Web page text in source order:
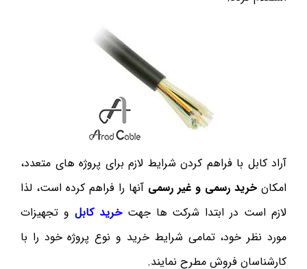
آراد کابل با فراهم کردن شرایط لازم برای پروژه های متعدد،
امکان خرید رسمی و غیر رسمی آنها را فراهم کرده است، لذا
لازم است در ابتدا شرکت ها جهتخرید کابل و تجهیزات
مورد نظر خود، تمامی شرایط خرید و نوع پروژه خود را با
کارشناسان فروش مطرح نمایند.